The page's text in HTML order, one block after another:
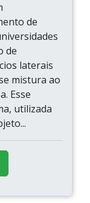
de
de
laterais
mistura ao
Esse
utilizada